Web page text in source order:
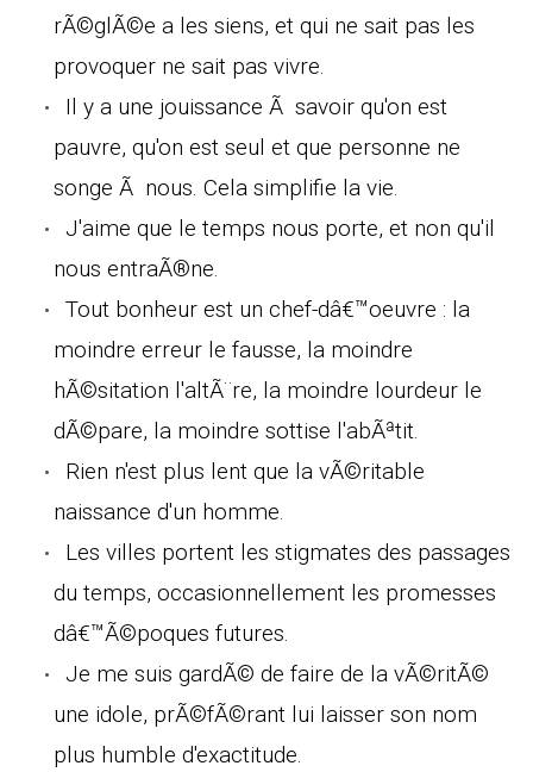
rÃ©glÃ©e a les siens, et qui ne sait pas les
provoquer ne sait pas vivre.
Il y a une jouissance Ã savoir qu'on est
pauvre, qu'on est seul et que personne ne
songe Ã nous. Cela simplifie la vie.
J'aime que le temps nous porte, et non qu'il
nous entraÃ®ne.
Tout bonheur est un chef-dâ€™oeuvre : la
moindre erreur le fausse, la moindre
hÃ©sitation l'altÃ¨re, la moindre lourdeur le
dÃ©pare, la moindre sottise l'abÃªtit.
Rien n'est plus lent que la vÃ©ritable
naissance d'un homme.
Les villes portent les stigmates des passages
du temps, occasionnellement les promesses
dâ€™Ã©poques futures.
Je me suis gardÃ© de faire de la vÃ©ritÃ©
une idole, prÃ©fÃ©rant lui laisser son nom
plus humble d'exactitude.